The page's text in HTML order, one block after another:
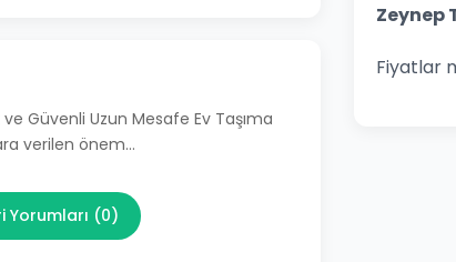
Güvenli Uzun Mesafe Ev Taşıma
verilen önem…
Yorumları (0)
Zeynep
Fiyatlar